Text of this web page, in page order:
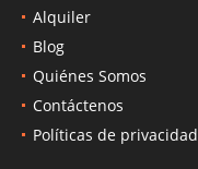
Alquiler
Blog
Quiénes Somos
Contáctenos
Políticas de privacidad